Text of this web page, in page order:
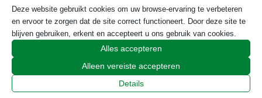
Lotte
Beantwoorden
Henk Eggenszegt
Deze website gebruikt cookies om uw browse-ervaring te verbeteren
en ervoor te zorgen dat de site correct functioneert. Door deze site te
blijven gebruiken, erkent en accepteert u ons gebruik van cookies.
Alles accepteren
Alleen vereiste accepteren
Details